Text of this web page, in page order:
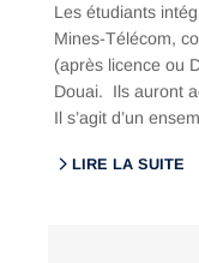
Les étudiants
Mines-Télécom,
(après licence ou
Douai. Ils auront
Il s’agit d’un
LIRE LA SUITE